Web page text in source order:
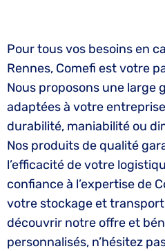
Pour tous vos besoins en
Rennes, Comefi est votre
Nous proposons une large
adaptées à votre
durabilité, maniabilité ou
Nos produits de qualité
l’efficacité de votre
confiance à l’expertise de
votre stockage et
découvrir notre offre et
personnalisés, n’hésitez